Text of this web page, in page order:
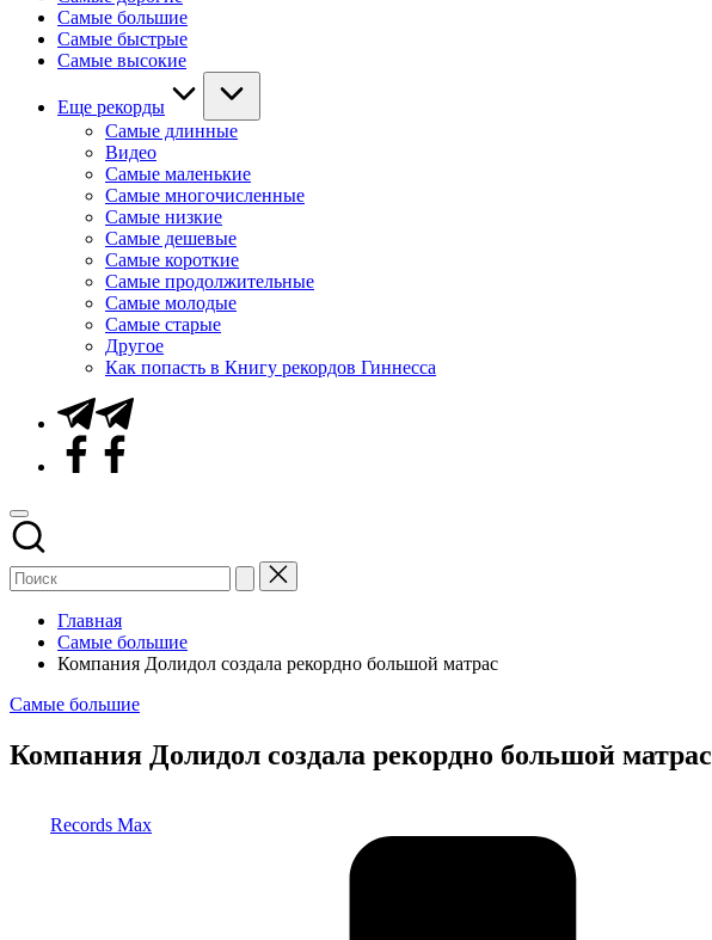
Самые большие
Самые быстрые
Самые высокие
Еще рекорды
Самые длинные
Видео
Самые маленькие
Самые многочисленные
Самые низкие
Самые дешевые
Самые короткие
Самые продолжительные
Самые молодые
Самые старые
Другое
Как попасть в Книгу рекордов Гиннесса
Telegram
Facebook
Главная
Самые большие
Компания Долидол создала рекордно большой матрас
Опубликовано
Самые большие
Компания Долидол создала рекордно большой матрас
Records Max